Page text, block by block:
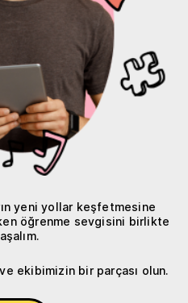
yeni yollar keşfetmesine
öğrenme sevgisini birlikte
ekibimizin bir parçası olun.